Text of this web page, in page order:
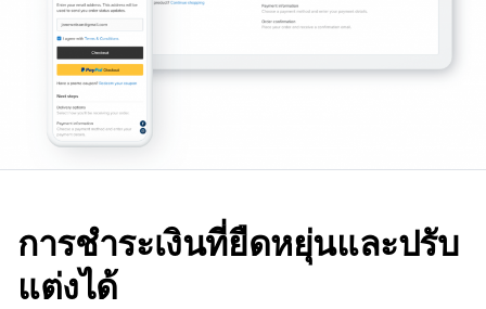
การชำระเงินที่ยืดหยุ่นและปรับ
แต่งได้